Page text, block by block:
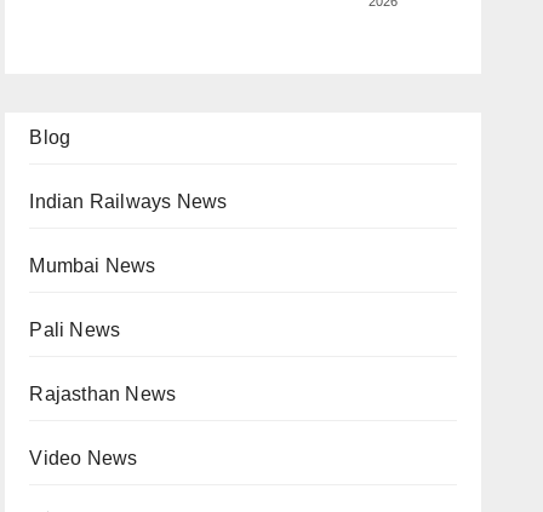
Blog
Indian Railways News
Mumbai News
Pali News
Rajasthan News
Video News